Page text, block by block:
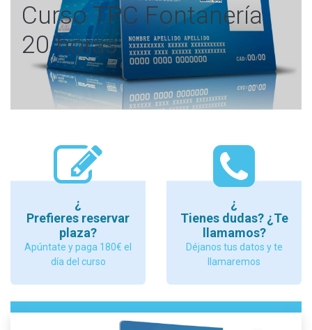
Curso TPC Fontanería
20 horas
¿
Prefieres reservar
plaza?
Apúntate y paga 180€ el
día del curso
¿
Tienes dudas? ¿Te
llamamos?
Déjanos tus datos y te
llamaremos